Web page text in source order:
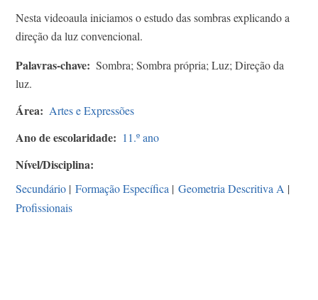
Nesta videoaula iniciamos o estudo das sombras explicando a
direção da luz convencional.
Palavras-chave
Sombra; Sombra própria; Luz; Direção da
luz.
Área Artes e Expressões
Ano de escolaridade 11.º ano
Nível/Disciplina
Secundário | Formação Específica | Geometria Descritiva A |
Profissionais